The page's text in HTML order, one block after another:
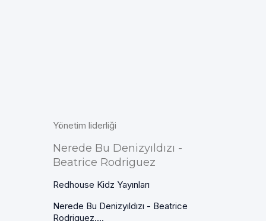
Yönetim liderliği
Nerede Bu Denizyıldızı -
Beatrice Rodriguez
Redhouse Kidz Yayınları
Nerede Bu Denizyıldızı - Beatrice
Rodriguez....